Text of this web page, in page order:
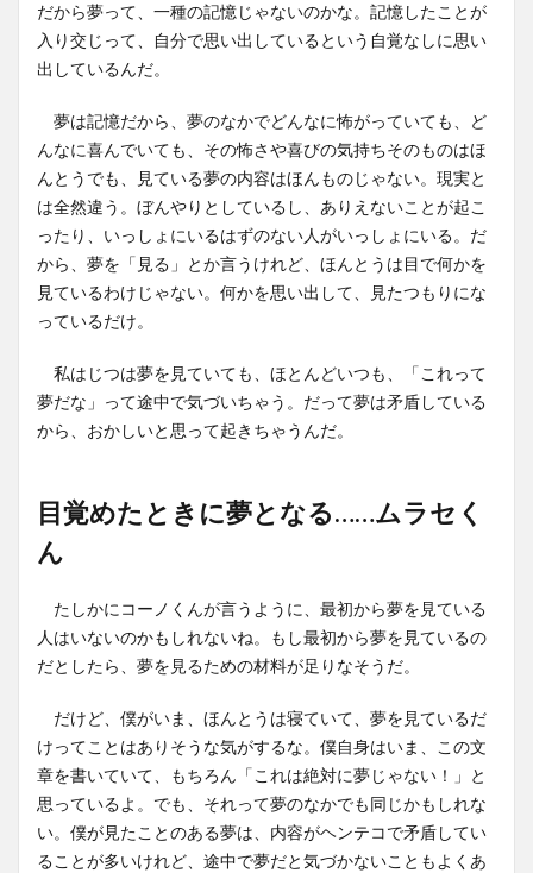
だから夢って、一種の記憶じゃないのかな。記憶したことが
入り交じって、自分で思い出しているという自覚なしに思い
出しているんだ。
夢は記憶だから、夢のなかでどんなに怖がっていても、ど
んなに喜んでいても、その怖さや喜びの気持ちそのものはほ
んとうでも、見ている夢の内容はほんものじゃない。現実と
は全然違う。ぼんやりとしているし、ありえないことが起こ
ったり、いっしょにいるはずのない人がいっしょにいる。だ
から、夢を「見る」とか言うけれど、ほんとうは目で何かを
見ているわけじゃない。何かを思い出して、見たつもりにな
っているだけ。
私はじつは夢を見ていても、ほとんどいつも、「これって
夢だな」って途中で気づいちゃう。だって夢は矛盾している
から、おかしいと思って起きちゃうんだ。
目覚めたときに夢となる……ムラセく
ん
たしかにコーノくんが言うように、最初から夢を見ている
人はいないのかもしれないね。もし最初から夢を見ているの
だとしたら、夢を見るための材料が足りなそうだ。
だけど、僕がいま、ほんとうは寝ていて、夢を見ているだ
けってことはありそうな気がするな。僕自身はいま、この文
章を書いていて、もちろん「これは絶対に夢じゃない！」と
思っているよ。でも、それって夢のなかでも同じかもしれな
い。僕が見たことのある夢は、内容がヘンテコで矛盾してい
ることが多いけれど、途中で夢だと気づかないこともよくあ